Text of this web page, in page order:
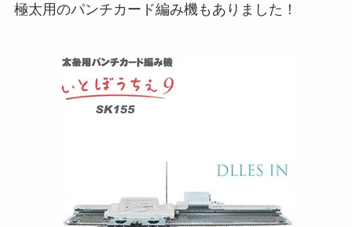
極太用のパンチカード編み機もありました！